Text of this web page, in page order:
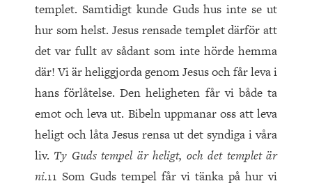
templet. Samtidigt kunde Guds hus inte se ut
hur som helst. Jesus rensade templet därför att
det var fullt av sådant som inte hörde hemma
där! Vi är heliggjorda genom Jesus och får leva i
hans förlåtelse. Den heligheten får vi både ta
emot och leva ut. Bibeln uppmanar oss att leva
heligt och låta Jesus rensa ut det syndiga i våra
liv. Ty Guds tempel är heligt, och det templet är
ni.11 Som Guds tempel får vi tänka på hur vi